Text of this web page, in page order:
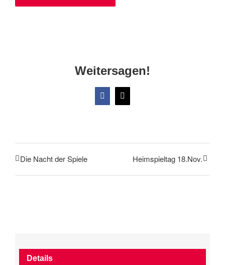
Weitersagen!
Facebook
X
Die Nacht der Spiele Heimspieltag 18.Nov.
Details